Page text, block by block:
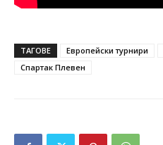
ТАГОВЕ Европейски турнири
Спартак Плевен